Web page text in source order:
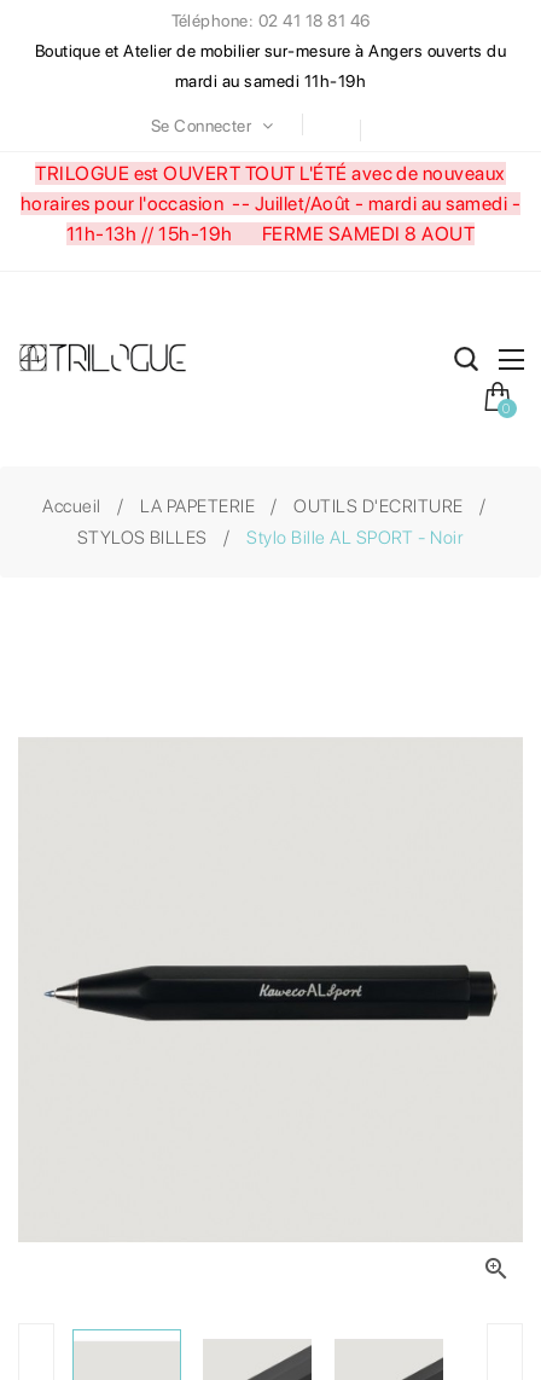
Téléphone: 02 41 18 81 46
Boutique et Atelier de mobilier sur-mesure à Angers ouverts du
mardi au samedi 11h-19h
Se Connecter
TRILOGUE est OUVERT TOUT L'ÉTÉ avec de nouveaux
horaires pour l'occasion -- Juillet/Août - mardi au samedi -
11h-13h // 15h-19h FERME SAMEDI 8 AOUT
0
Accueil LA PAPETERIE
OUTILS D'ECRITURE
STYLOS BILLES
Stylo Bille AL SPORT - Noir
